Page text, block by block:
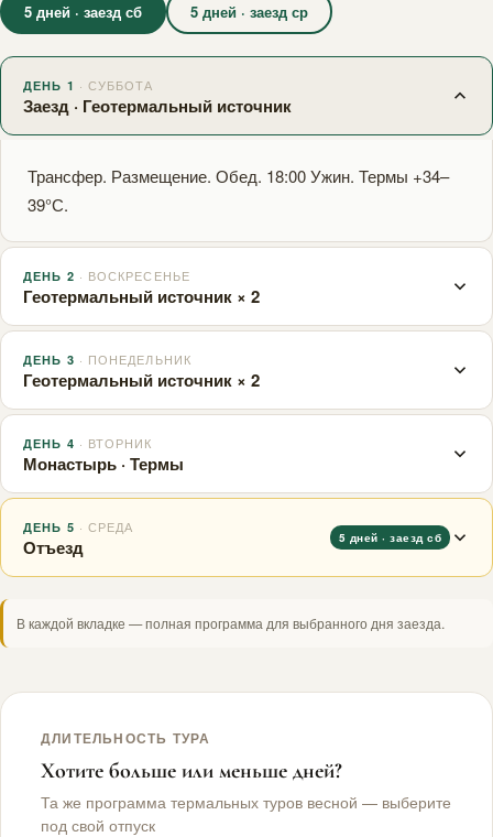
5 дней · заезд сб 5 дней · заезд ср
ДЕНЬ 1 · СУББОТА
Заезд · Геотермальный источник
Трансфер. Размещение. Обед. 18:00 Ужин. Термы +34–
39°С.
ДЕНЬ 2 · ВОСКРЕСЕНЬЕ
Геотермальный источник × 2
08:00 завтрак. 10:00 термы (2 ч). 14:00 обед. Термы
снова. 18:00 ужин.
ДЕНЬ 3 · ПОНЕДЕЛЬНИК
Геотермальный источник × 2
08:00 завтрак. 10:00 термы (2 ч). 14:00 обед. Термы
снова. 18:00 ужин.
ДЕНЬ 4 · ВТОРНИК
Монастырь · Термы
08:00 — Завтрак. 09:00 — Выезд в пос. Победа: Свято-
Михайловский монастырь. Подземная часть (часовня,
Пантелеймона на горе Физиабго. 14:00 — Обед. Вторая
ДЕНЬ 5 · СРЕДА
Отъезд 5 дней · заезд сб
Завтрак/ланч-бокс. Отъезд 06:30–10:00.
В каждой вкладке — полная программа для выбранного дня заезда.
ДЛИТЕЛЬНОСТЬ ТУРА
Хотите больше или меньше дней?
Та же программа термальных туров весной — выберите
под свой отпуск